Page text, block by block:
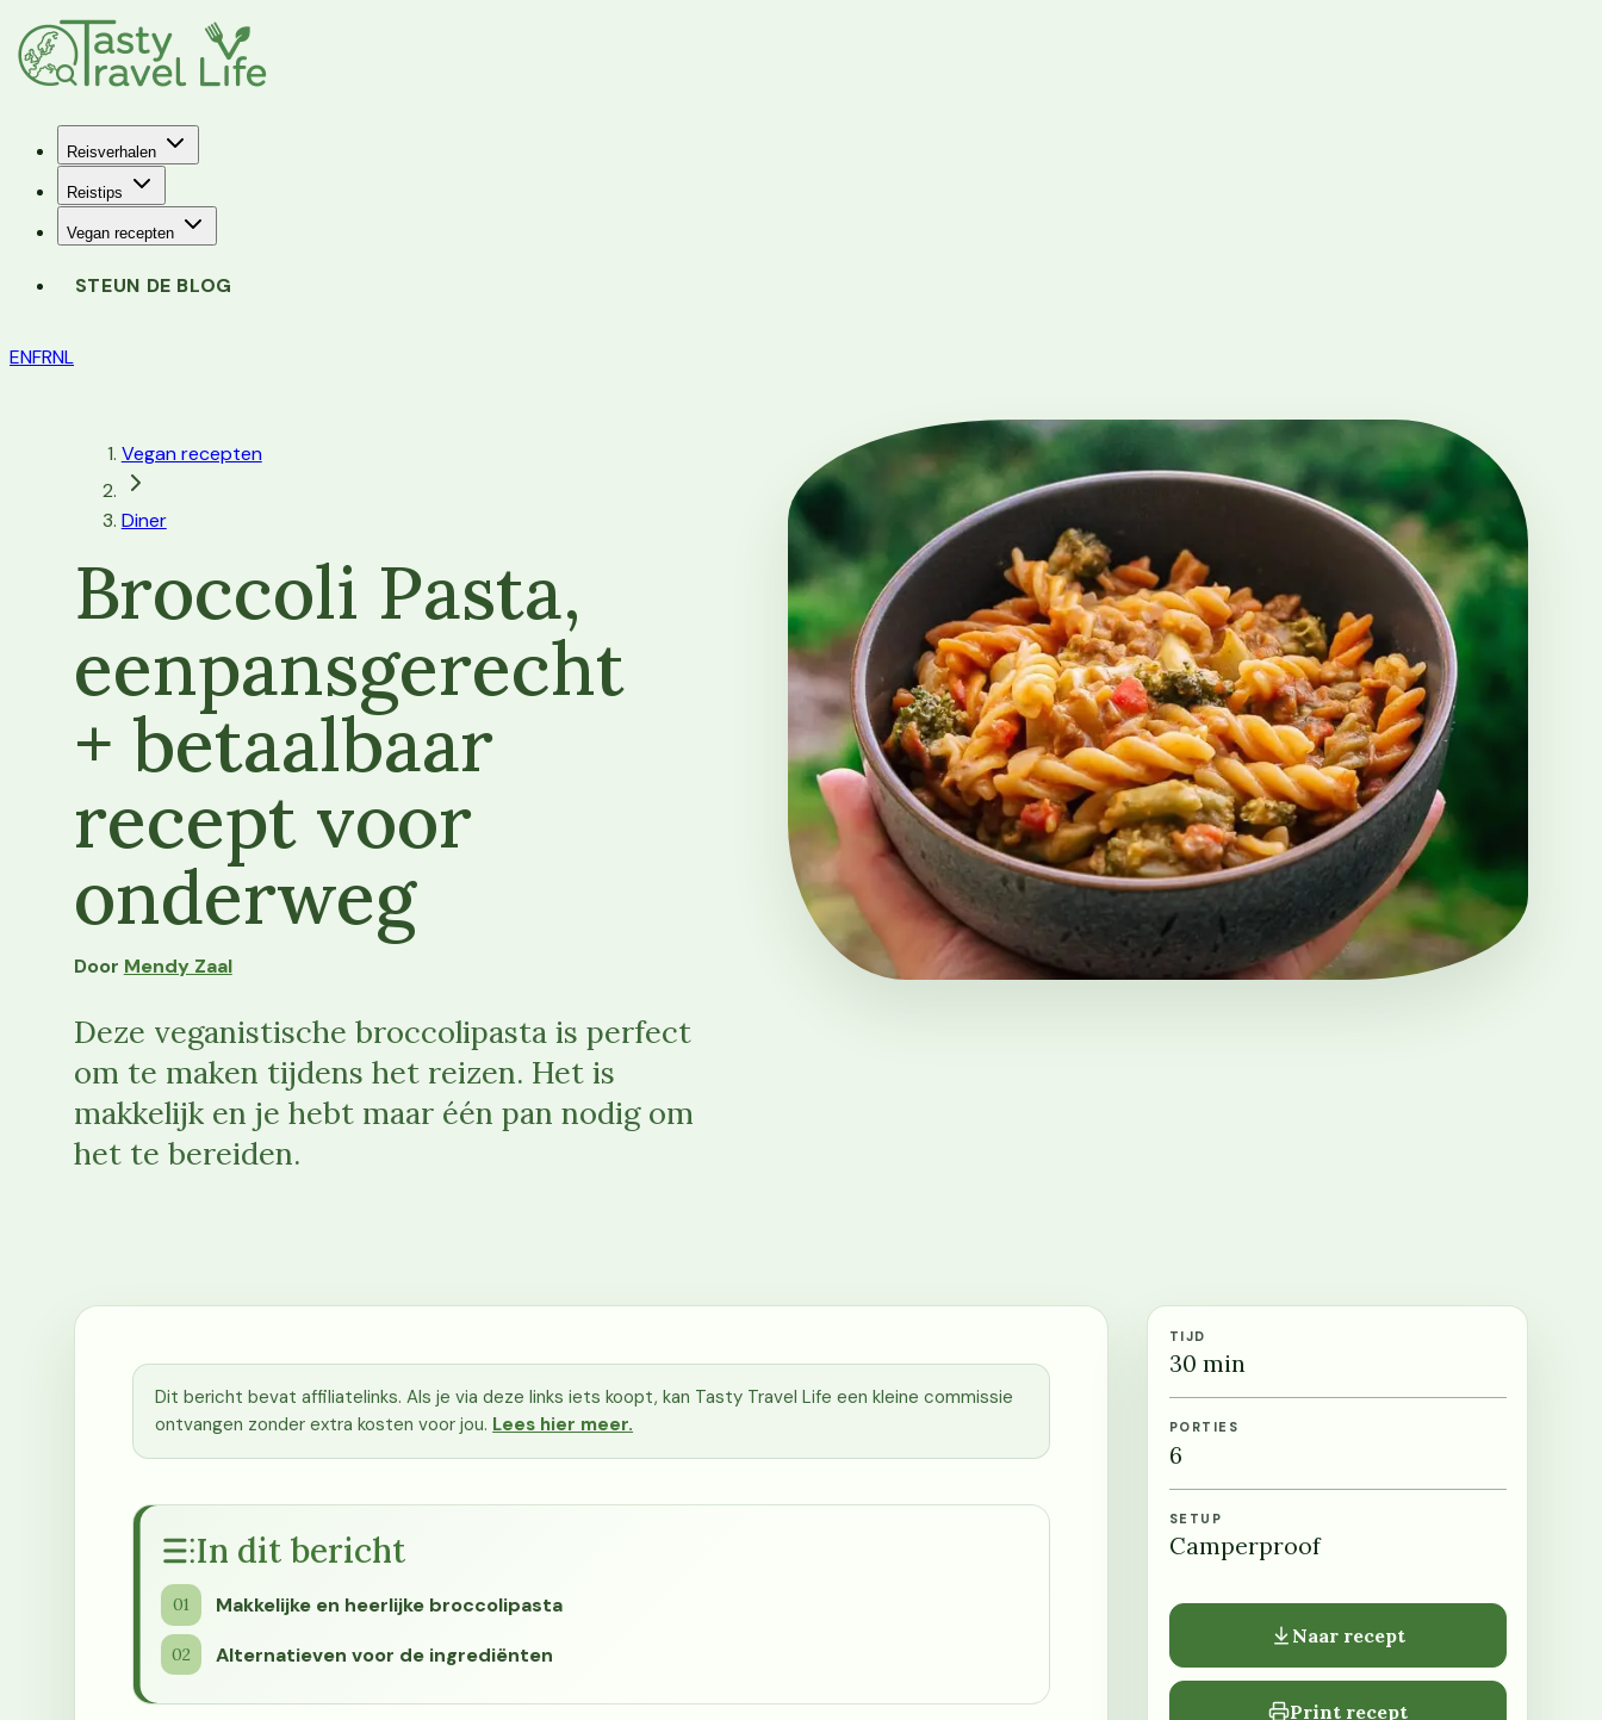
Reisverhalen
Reistips
Vegan recepten
STEUN DE BLOG
ENFRNL
Vegan recepten
Diner
Broccoli Pasta,
eenpansgerecht
+ betaalbaar
recept voor
onderweg
Door Mendy Zaal
Deze veganistische broccolipasta is perfect
om te maken tijdens het reizen. Het is
makkelijk en je hebt maar één pan nodig om
het te bereiden.
Dit bericht bevat affiliatelinks. Als je via deze links iets koopt, kan Tasty Travel Life een kleine commissie
ontvangen zonder extra kosten voor jou. Lees hier meer.
In dit bericht
Makkelijke en heerlijke broccolipasta
Alternatieven voor de ingrediënten
TIJD
30 min
PORTIES
6
SETUP
Camperproof
Naar recept
Print recept